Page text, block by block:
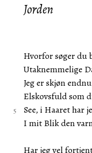
Jorden
Hvorfor søger du
Utaknemmelige
Jeg er skjøn
Elskovsfuld som
See, i Haaret har
I mit Blik den
Har jeg vel